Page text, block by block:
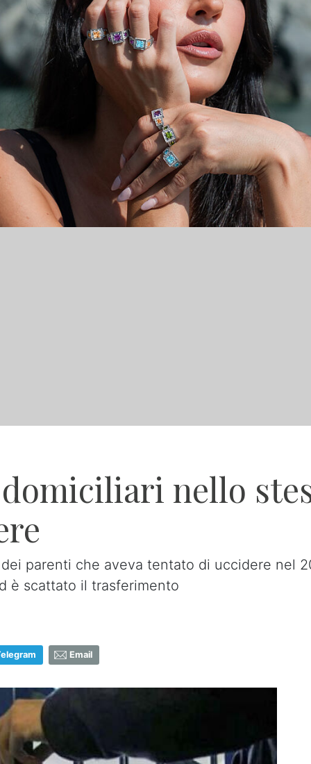
nello
parenti che aveva tentato di uccidere nel
è scattato il trasferimento
Email